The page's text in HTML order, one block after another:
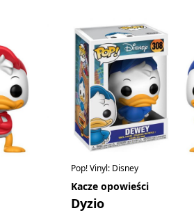
Pop! Vinyl: Disney
Kacze opowieści
Dyzio